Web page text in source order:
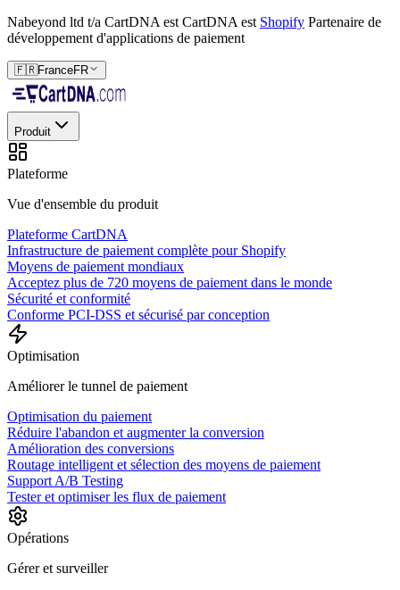
Nabeyond ltd t/a CartDNA est CartDNA est Shopify Partenaire de
développement d'applications de paiement
🇫🇷FranceFR
Produit
Plateforme
Vue d'ensemble du produit
Plateforme CartDNA
Infrastructure de paiement complète pour Shopify
Moyens de paiement mondiaux
Acceptez plus de 720 moyens de paiement dans le monde
Sécurité et conformité
Conforme PCI-DSS et sécurisé par conception
Optimisation
Améliorer le tunnel de paiement
Optimisation du paiement
Réduire l'abandon et augmenter la conversion
Amélioration des conversions
Routage intelligent et sélection des moyens de paiement
Support A/B Testing
Tester et optimiser les flux de paiement
Opérations
Gérer et surveiller